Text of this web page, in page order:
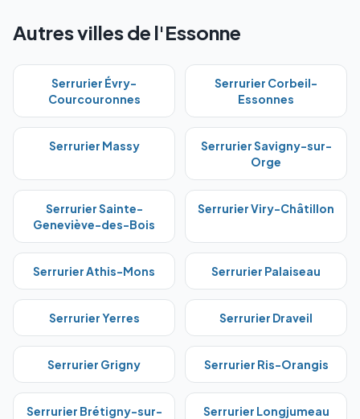
Autres villes de l'Essonne
Serrurier Évry-
Courcouronnes
Serrurier Corbeil-
Essonnes
Serrurier Massy SerrurierSavigny-sur-
Orge
SerrurierSainte-
Geneviève-des-Bois
SerrurierViry-Châtillon
SerrurierAthis-Mons Serrurier Palaiseau
SerrurierYerres Serrurier Draveil
Serrurier Grigny Serrurier Ris-Orangis
Serrurier Brétigny-sur-
Serrurier Longjumeau